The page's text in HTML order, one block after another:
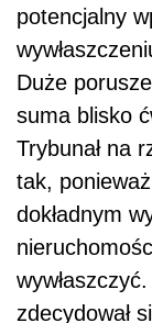
potencjalny
Duże
suma blisko
Trybunał na
tak,
dokładnym
zdecydował